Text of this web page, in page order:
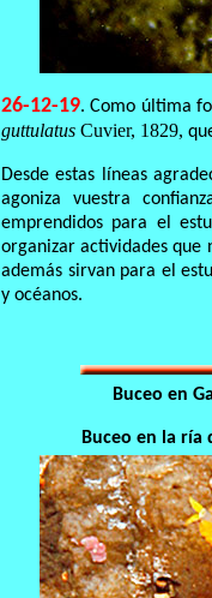
26-12-19. Como última
guttulatus Cuvier, 1829,
Desde estas líneas
agoniza vuestra
emprendidos para el
organizar actividades que
además sirvan para el
y océanos.
Buceo en
Buceo en la ría